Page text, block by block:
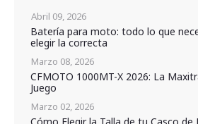
Abril 09, 2026
Batería para moto: todo lo que
elegir la correcta
Marzo 08, 2026
CFMOTO 1000MT-X 2026: La
Juego
Marzo 02, 2026